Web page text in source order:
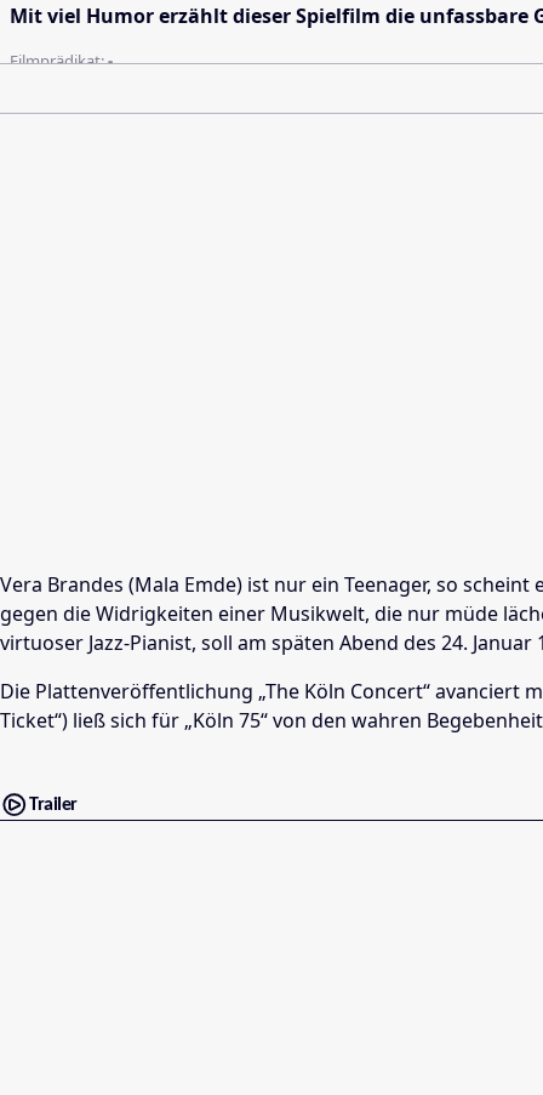
Mit viel Humor erzählt dieser Spielfilm die unfassbare
Filmprädikat:-
Vera Brandes (Mala Emde) ist nur ein Teenager, so
gegen die Widrigkeiten einer Musikwelt, die nur müde
virtuoser Jazz-Pianist, soll am späten Abend des 24.
Die Plattenveröffentlichung „The Köln Concert“ avanciert
Ticket“) ließ sich für „Köln 75“ von den wahren
Trailer